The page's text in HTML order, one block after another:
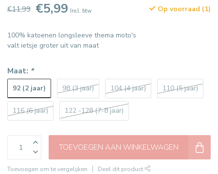
€11,99 €5,99 Incl. btw Op voorraad (1)
100% katoenen longsleeve thema moto's
valt ietsje groter uit van maat
Maat: *
92 (2 jaar) 98 (3 jaar) 104 (4 jaar) 110 (5 jaar)
116 (6 jaar) 122 -128 (7-8 jaar)
TOEVOEGEN AAN WINKELWAGEN
Toevoegen om te vergelijken Deel dit product